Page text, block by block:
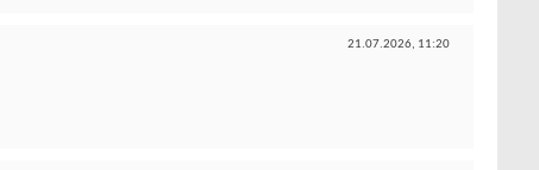
21.07.2026, 11:20